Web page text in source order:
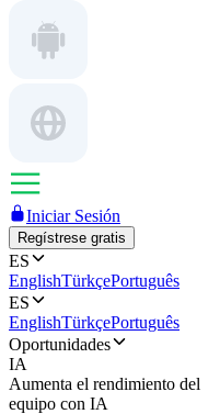
Iniciar Sesión
Regístrese gratis
ES
EnglishTürkçePortuguês
ES
EnglishTürkçePortuguês
Oportunidades
IA
Aumenta el rendimiento del
equipo con IA